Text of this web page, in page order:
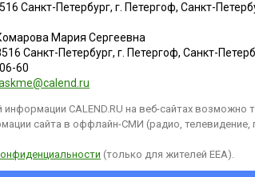
Санкт-Петербург, г. Петергоф, Санкт-
Мария Сергеевна
Санкт-Петербург, г. Петергоф,Санкт-
60
CALEND.RU на веб-сайтах возможно
сайта в оффлайн-СМИ (радио, телевидение,
(только для жителей EEA).